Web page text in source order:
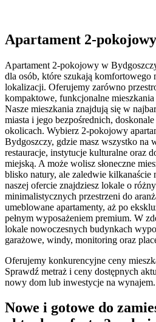
Apartament 2-
Apartament 2-pokojowy w
dla osób, które szukają
lokalizacji. Oferujemy zarówno
kompaktowe, funkcjonalne
Nasze mieszkania znajdują się w
miasta i jego bezpośrednich,
okolicach. Wybierz 2-pokojowy
Bydgoszczy, gdzie masz wszystko na
restauracje, instytucje kulturalne oraz
miejską. A może wolisz słoneczne
blisko natury, ale zaledwie kilkanaście
naszej ofercie znajdziesz lokale o
minimalistycznych przestrzeni do
umeblowane apartamenty, aż po
pełnym wyposażeniem premium. W
lokale nowoczesnych budynkach
garażowe, windy, monitoring oraz
Oferujemy konkurencyjne ceny
Sprawdź metraż i ceny dostępnych
nowy dom lub inwestycje na wynajem.
Nowe i gotowe do